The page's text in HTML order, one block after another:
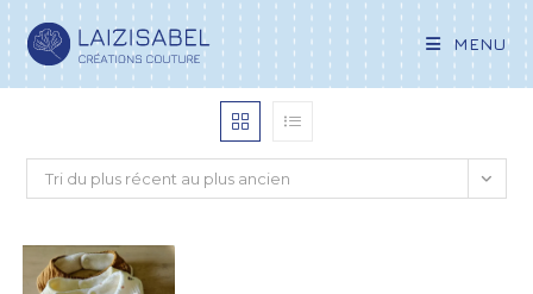
MENU
Tri du plus récent au plus ancien